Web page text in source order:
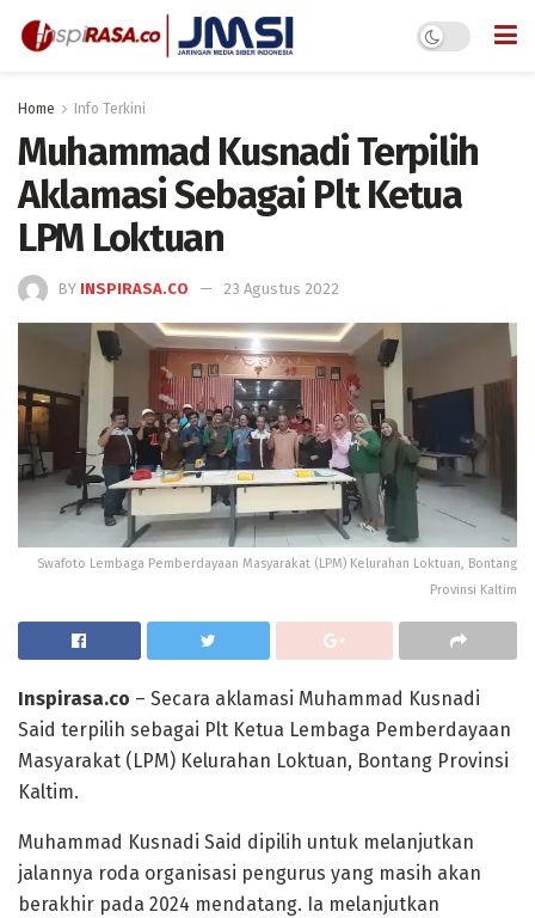
Home Info Terkini
Muhammad Kusnadi Terpilih
Aklamasi Sebagai Plt Ketua
LPM Loktuan
BY INSPIRASA.CO 23 Agustus 2022
Swafoto Lembaga Pemberdayaan Masyarakat (LPM) Kelurahan Loktuan, Bontang
Provinsi Kaltim
Inspirasa.co – Secara aklamasi Muhammad Kusnadi
Said terpilih sebagai Plt Ketua Lembaga Pemberdayaan
Masyarakat (LPM) Kelurahan Loktuan, Bontang Provinsi
Kaltim.
Muhammad Kusnadi Said dipilih untuk melanjutkan
jalannya roda organisasi pengurus yang masih akan
berakhir pada 2024 mendatang. Ia melanjutkan